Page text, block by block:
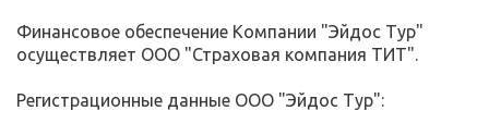
Финансовое обеспечение Компании "Эйдос Тур"
осуществляет ООО "Страховая компания ТИТ".
Регистрационные данные ООО "Эйдос Тур":